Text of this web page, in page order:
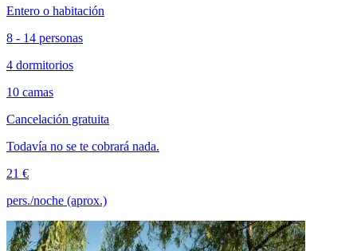
Entero o habitación
8 - 14 personas
4 dormitorios
10 camas
Cancelación gratuita
Todavía no se te cobrará nada.
21 €
pers./noche (aprox.)